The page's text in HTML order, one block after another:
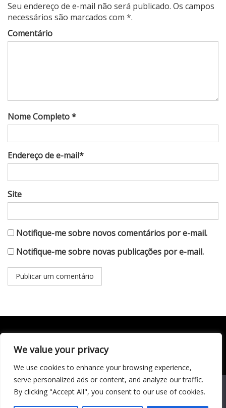
We value your privacy
We use cookies to enhance your browsing experience,
serve personalized ads or content, and analyze our traffic.
By clicking "Accept All", you consent to our use of cookies.
Seu endereço de e-mail não será publicado. Os campos
necessários são marcados com *.
Comentário
Nome Completo *
Endereço de e-mail*
Site
Notifique-me sobre novos comentários por e-mail.
Notifique-me sobre novas publicações por e-mail.
Todo conteúdo publicado neste portal, incluindo textos,
responsabilidade do autor. © 2020 - 2024 Todos os direitos
reservados ao site Matéria Livre Royale News by
Themebeez
Economia
We use cookies to ensure that we give you the best
experience on our website. If you continue to use this site we